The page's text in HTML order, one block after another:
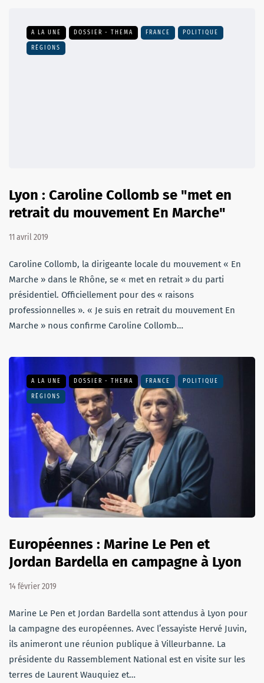
A LA UNE DOSSIER - THEMA FRANCE POLITIQUE
RÉGIONS
Lyon : Caroline Collomb se "met en
retrait du mouvement En Marche"
11 avril 2019
Caroline Collomb, la dirigeante locale du mouvement « En
Marche » dans le Rhône, se « met en retrait » du parti
présidentiel. Officiellement pour des « raisons
professionnelles ». « Je suis en retrait du mouvement En
Marche » nous confirme Caroline Collomb…
A LA UNE DOSSIER - THEMA FRANCE POLITIQUE
RÉGIONS
Européennes : Marine Le Pen et
Jordan Bardella en campagne à Lyon
14 février 2019
Marine Le Pen et Jordan Bardella sont attendus à Lyon pour
la campagne des européennes. Avec l’essayiste Hervé Juvin,
ils animeront une réunion publique à Villeurbanne. La
présidente du Rassemblement National est en visite sur les
terres de Laurent Wauquiez et…